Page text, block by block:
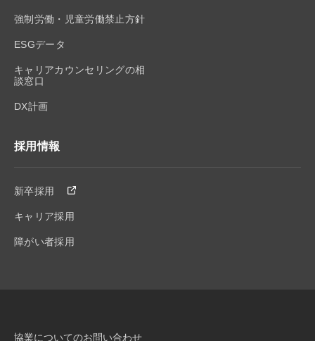
強制労働・児童労働禁止方針
ESGデータ
キャリアカウンセリングの相
談窓口
DX計画
採用情報
新卒採用
キャリア採用
障がい者採用
協業についてのお問い合わせ